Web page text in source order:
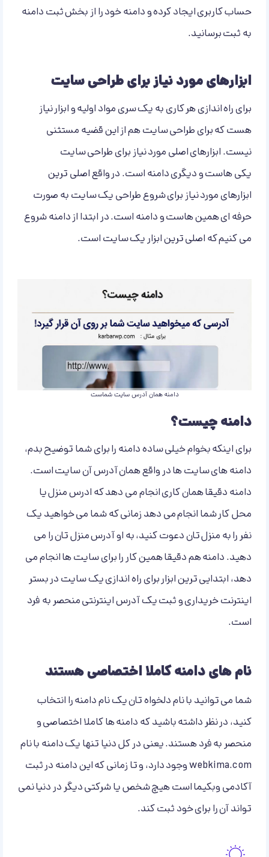
حساب کاربری ایجاد کرده و دامنه خود را از بخش ثبت دامنه
به ثبت برسانید.
ابزارهای مورد نیاز برای طراحی سایت
برای راه اندازی هر کاری به یک سری مواد اولیه و ابزار نیاز
هست که برای طراحی سایت هم از این قضیه مستثنی
نیست. ابزارهای اصلی مورد نیاز برای طراحی سایت
یکی هاست و دیگری دامنه است. در واقع اصلی ترین
ابزارهای مورد نیاز برای شروع طراحی یک سایت به صورت
حرفه ای همین هاست و دامنه است. در ابتدا از دامنه شروع
می کنیم که اصلی ترین ابزار یک سایت است.
دامنه همان آدرس سایت شماست
دامنه چیست؟
برای اینکه بخوام خیلی ساده دامنه را برای شما توضیح بدم،
دامنه های سایت ها در واقع همان آدرس آن سایت است.
دامنه دقیقا همان کاری انجام می دهد که ادرس منزل یا
محل کار شما انجام می دهد زمانی که شما می خواهید یک
نفر را به منزل تان دعوت کنید، به او آدرس منزل تان را می
دهید. دامنه هم دقیقا همین کار را برای سایت ها انجام می
دهد، ابتدایی ترین ابزار برای راه اندازی یک سایت در بستر
اینترنت خریداری و ثبت یک آدرس اینترنتی منحصر به فرد
است.
نام های دامنه کاملا اختصاصی هستند
شما می توانید با نام دلخواه تان یک نام دامنه را انتخاب
کنید، در نظر داشته باشید که دامنه ها کاملا اختصاصی و
منحصر به فرد هستند. یعنی در کل دنیا تنها یک دامنه با نام
webkima.com وجود دارد، و تا زمانی که این دامنه در ثبت
آکادمی وبکیما است هیچ شخص یا شرکتی دیگر در دنیا نمی
تواند آن را برای خود ثبت کند.